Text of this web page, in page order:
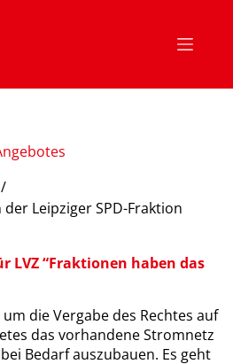
Leipziger SPD-Fraktion
LVZ “Fraktionen haben das
die Vergabe des Rechtes auf
das vorhandene Stromnetz
Bedarf auszubauen. Es geht